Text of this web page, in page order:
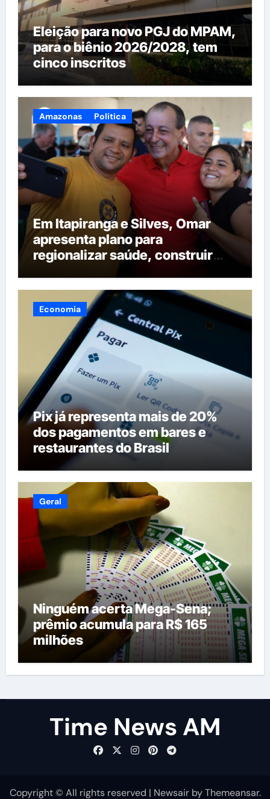
Eleição para novo PGJ do MPAM,
para o biênio 2026/2028, tem
cinco inscritos
Amazonas Política
Em Itapiranga e Silves, Omar
apresenta plano para
regionalizar saúde, construir
maternidades e hospital regional
em Itacoatiara
Economia
Pix já representa mais de 20%
dos pagamentos em bares e
restaurantes do Brasil
Geral
Ninguém acerta Mega-Sena;
prêmio acumula para R$ 165
milhões
Time News AM
Copyright © All rights reserved | NewsairbyThemeansar.